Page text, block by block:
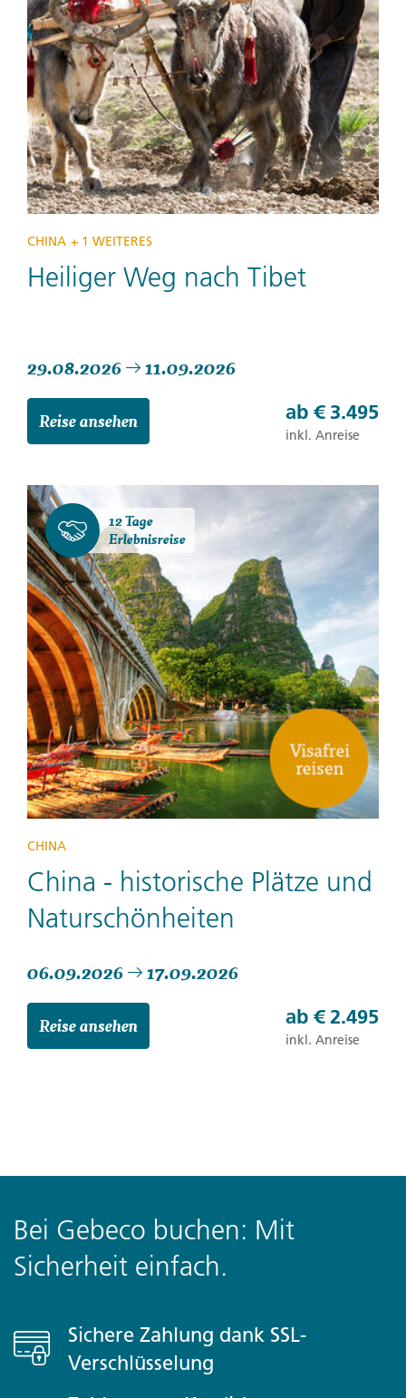
CHINA + 1 WEITERES
Heiliger Weg nach Tibet
29.08.2026 11.09.2026
Reise ansehen ab € 3.495
inkl. Anreise
12 Tage
Erlebnisreise
CHINA
China - historische Plätze und
Naturschönheiten
06.09.2026 17.09.2026
Reise ansehen ab € 2.495
inkl. Anreise
Bei Gebeco buchen: Mit
Sicherheit einfach.
Sichere Zahlung dank SSL-
Verschlüsselung